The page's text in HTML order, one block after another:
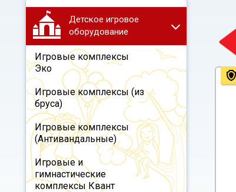
Детское игровое
оборудование
Игровые комплексы
Эко
Игровые комплексы (из
бруса)
Игровые комплексы
(Антивандальные)
Игровые и
гимнастические
комплексы Квант